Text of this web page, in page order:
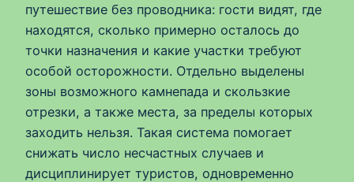
путешествие без проводника: гости видят, где
находятся, сколько примерно осталось до
точки назначения и какие участки требуют
особой осторожности. Отдельно выделены
зоны возможного камнепада и скользкие
отрезки, а также места, за пределы которых
заходить нельзя. Такая система помогает
снижать число несчастных случаев и
дисциплинирует туристов, одновременно